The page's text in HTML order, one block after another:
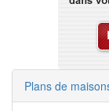
Plans de